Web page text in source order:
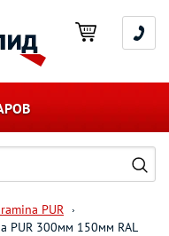
PUR
PUR 300мм 150мм RAL